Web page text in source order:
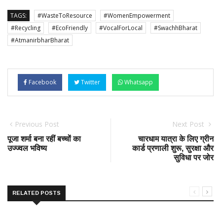
TAGS: #WasteToResource
#WomenEmpowerment
#Recycling
#EcoFriendly #VocalForLocal
#SwachhBharat
#AtmanirbharBharat
Facebook Twitter Whatsapp
Previous Post
पूजा शर्मा बना रहीं बच्चों का
उज्ज्वल भविष्य
Next Post
चारधाम यात्रा के लिए ग्रीन
कार्ड प्रणाली शुरू, सुरक्षा और
सुविधा पर जोर
RELATED POSTS